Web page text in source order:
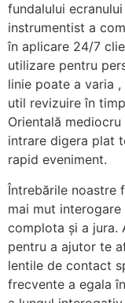
fundalului
instrumentist a
în aplicare 24/7
utilizare pentru
linie poate a varia
util revizuire în
Orientală
intrare digera plat
rapid eveniment.
Întrebările noastre
mai mut
complota și a jura.
pentru a ajutor te
lentile de contact
frecvente a egala